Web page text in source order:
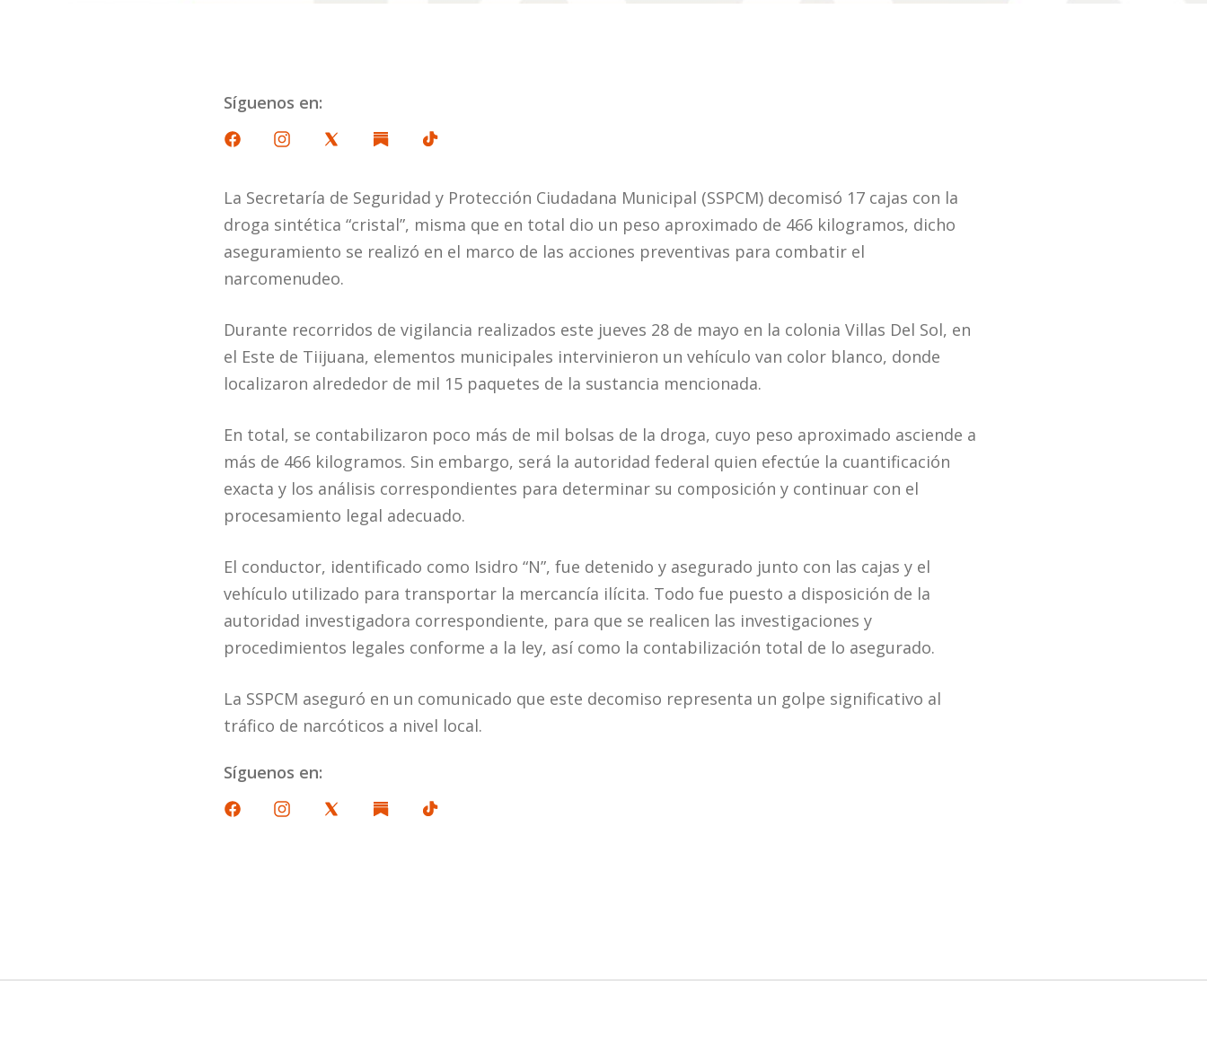
Síguenos en:
La Secretaría de Seguridad y Protección Ciudadana Municipal (SSPCM) decomisó 17 cajas con la
droga sintética “cristal”, misma que en total dio un peso aproximado de 466 kilogramos, dicho
aseguramiento se realizó en el marco de las acciones preventivas para combatir el
narcomenudeo.
Durante recorridos de vigilancia realizados este jueves 28 de mayo en la colonia Villas Del Sol, en
el Este de Tiijuana, elementos municipales intervinieron un vehículo van color blanco, donde
localizaron alrededor de mil 15 paquetes de la sustancia mencionada.
En total, se contabilizaron poco más de mil bolsas de la droga, cuyo peso aproximado asciende a
más de 466 kilogramos. Sin embargo, será la autoridad federal quien efectúe la cuantificación
exacta y los análisis correspondientes para determinar su composición y continuar con el
procesamiento legal adecuado.
El conductor, identificado como Isidro “N”, fue detenido y asegurado junto con las cajas y el
vehículo utilizado para transportar la mercancía ilícita. Todo fue puesto a disposición de la
autoridad investigadora correspondiente, para que se realicen las investigaciones y
procedimientos legales conforme a la ley, así como la contabilización total de lo asegurado.
La SSPCM aseguró en un comunicado que este decomiso representa un golpe significativo al
tráfico de narcóticos a nivel local.
Síguenos en: